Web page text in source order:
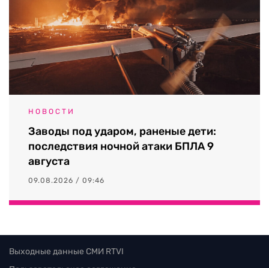
НОВОСТИ
Заводы под ударом, раненые дети:
последствия ночной атаки БПЛА 9
августа
09.08.2026 / 09:46
Выходные данные СМИ RTVI